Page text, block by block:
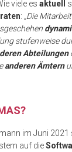
viele es aktuell
: „Die
stufenweise
Abteilungen
anderen Ämtern
im Juni 2021
auf die